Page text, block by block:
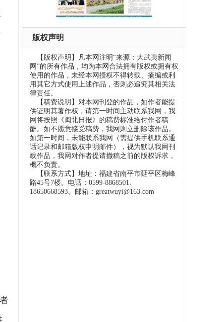
版权声明
【版权声明】凡本网注明“来源：大武夷新闻
网”的所有作品，均为本网合法拥有版权或拥有权
使用的作品，未经本网授权不得转载、摘编或利
用其它方式使用上述作品，否则必追究其相关法
律责任。
【稿费说明】对本网刊登的作品，如作者能提
供证明其著作权，请第一时间主动联系我网，我
网将按照《闽北日报》的稿费标准给付作者稿
酬。如不愿意接受稿费，我网则立删除该作品。
如第一时间，未能联系我网（需提供手机联系通
话记录和邮箱版权申明邮件），视为默认我网刊
载作品，我网对作者提请撤稿之前的版权诉求，
概不负责。
【联系方式】地址：福建省南平市延平区梅峰
路45号7楼。电话：0599-8868501、
18650668593。邮箱：greatwuyi@163.com